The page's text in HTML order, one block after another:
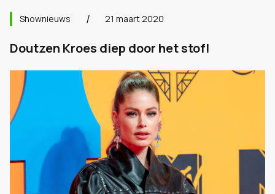
Shownieuws 21 maart 2020
Doutzen Kroes diep door het stof!